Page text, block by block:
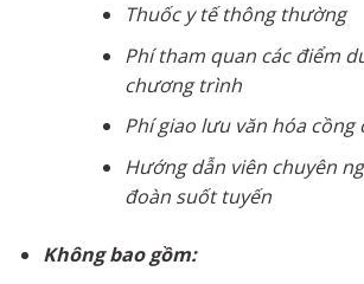
Thuốc y tế thông thường
Phí tham quan các điểm
chương trình
Phí giao lưu văn hóa cồng
Hướng dẫn viên chuyên
đoàn suốt tuyến
Không bao gồm: